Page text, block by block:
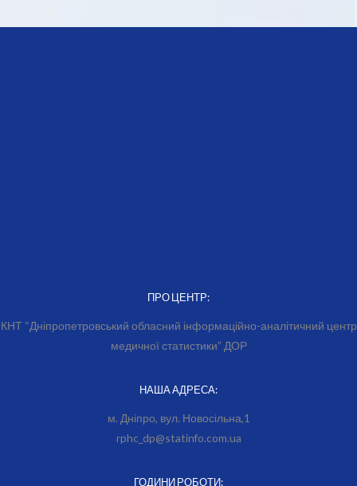
ПРО ЦЕНТР:
КНТ “Дніпропетровський обласний інформаційно-аналітичний центр
медичної статистики” ДОР
НАША АДРЕСА:
м. Дніпро, вул. Новосільна,1
rphc_dp@statinfo.com.ua
ГОДИНИ РОБОТИ: